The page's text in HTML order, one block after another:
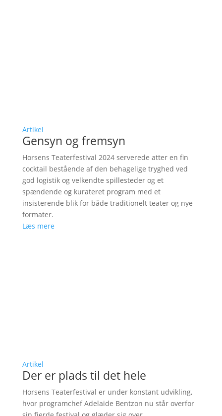
Artikel
Gensyn og fremsyn
Horsens Teaterfestival 2024 serverede atter en fin
cocktail bestående af den behagelige tryghed ved
god logistik og velkendte spillesteder og et
spændende og kurateret program med et
insisterende blik for både traditionelt teater og nye
formater.
Læs mere
Artikel
Der er plads til det hele
Horsens Teaterfestival er under konstant udvikling,
hvor programchef Adelaide Bentzon nu står overfor